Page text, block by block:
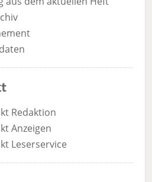
Redaktion
Anzeigen
Leserservice